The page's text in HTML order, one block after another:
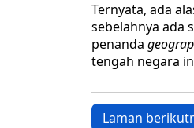
Ternyata, ada
sebelahnya ada
penanda
tengah negara
Laman